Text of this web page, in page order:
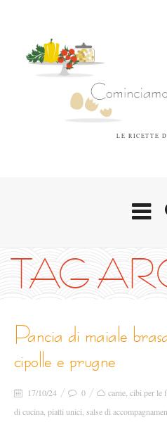
LE RICETTE
TAG
pancia di maiale brasata nel sidro con
cipolle e prugne
17/10/24 0 carne cibi per le
di cucina piatti unici salse di